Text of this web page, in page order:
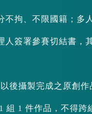
拘、不限國籍；多
人簽署參賽切結書
後攝製完成之原創作
1 件作品，不得跨